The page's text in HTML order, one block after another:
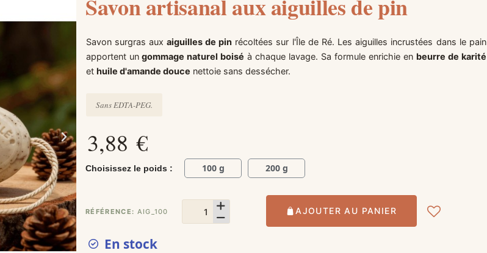
Savon artisanal aux aiguilles de pin
Savon surgras aux aiguilles de pin récoltées sur l'Île de Ré. Les aiguilles incrustées dans le pain
apportent un gommage naturel boisé à chaque lavage. Sa formule enrichie en beurre de karité
et huile d'amande douce nettoie sans dessécher.
Sans EDTA-PEG.
3,88 €
Choisissez le poids : 100 g 200 g
RÉFÉRENCE AIG_100 AJOUTER AU PANIER
En stock